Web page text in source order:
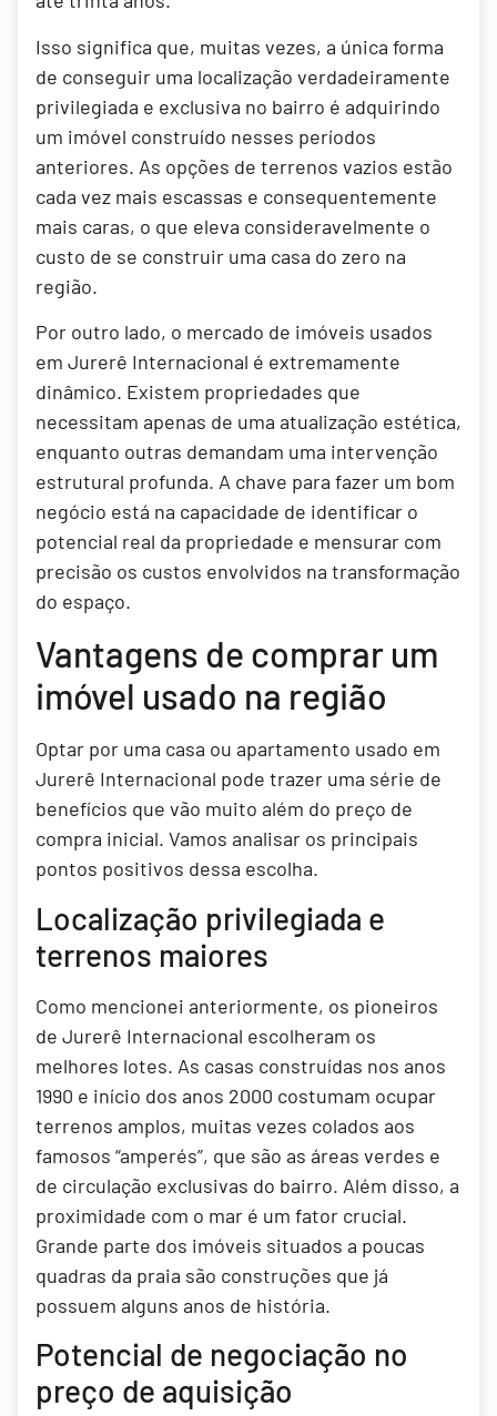
Isso significa que, muitas vezes, a única forma
de conseguir uma localização verdadeiramente
privilegiada e exclusiva no bairro é adquirindo
um imóvel construído nesses períodos
anteriores. As opções de terrenos vazios estão
cada vez mais escassas e consequentemente
mais caras, o que eleva consideravelmente o
custo de se construir uma casa do zero na
região.
Por outro lado, o mercado de imóveis usados
em Jurerê Internacional é extremamente
dinâmico. Existem propriedades que
necessitam apenas de uma atualização estética,
enquanto outras demandam uma intervenção
estrutural profunda. A chave para fazer um bom
negócio está na capacidade de identificar o
potencial real da propriedade e mensurar com
precisão os custos envolvidos na transformação
do espaço.
Vantagens de comprar um
imóvel usado na região
Optar por uma casa ou apartamento usado em
Jurerê Internacional pode trazer uma série de
benefícios que vão muito além do preço de
compra inicial. Vamos analisar os principais
pontos positivos dessa escolha.
Localização privilegiada e
terrenos maiores
Como mencionei anteriormente, os pioneiros
de Jurerê Internacional escolheram os
melhores lotes. As casas construídas nos anos
1990 e início dos anos 2000 costumam ocupar
terrenos amplos, muitas vezes colados aos
famosos “amperés”, que são as áreas verdes e
de circulação exclusivas do bairro. Além disso, a
proximidade com o mar é um fator crucial.
Grande parte dos imóveis situados a poucas
quadras da praia são construções que já
possuem alguns anos de história.
Potencial de negociação no
preço de aquisição